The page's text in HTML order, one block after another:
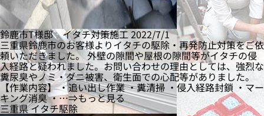
鈴鹿市T様邸 イタチ対策施工2022/7/1
三重県鈴鹿市のお客様よりイタチの駆除・再発防止対策をご依
頼いただきました。 外壁の隙間や屋根の隙間等がイタチの侵
入経路と疑われました。お問い合わせの理由としては、強烈な
糞尿臭やノミ・ダニ被害、衛生面での心配等がありました。
【作業内容】 ・追い出し作業 ・糞清掃 ・侵入経路封鎖 ・マー
キング消臭 ・…⇒もっと見る
三重県イタチ駆除